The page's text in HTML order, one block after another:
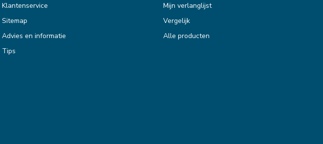
Klantenservice
Sitemap
Advies en informatie
Tips
Mijn verlanglijst
Vergelijk
Alle producten